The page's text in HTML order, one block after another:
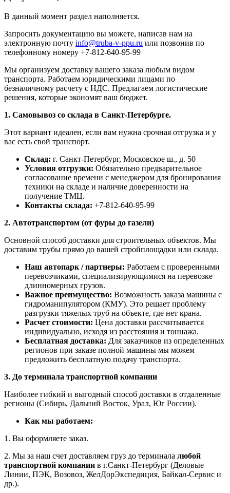
В данный момент раздел наполняется.
Запросить документацию вы можете, написав нам на
электронную почту info@truba-v-ppu.ru или позвонив по
телефонному номеру +7-812-640-95-99
Мы организуем доставку вашего заказа любым видом
транспорта. Работаем юридическими лицами по
безналичному расчету с НДС. Предлагаем логистические
решения, которые экономят ваш бюджет.
1. Самовывоз со склада в Санкт-Петербурге.
Этот вариант идеален, если вам нужна срочная отгрузка и у
вас есть свой транспорт.
Склад: г. Санкт-Петербург, Московское ш., д. 50
Условия отгрузки: Обязательно предварительное
согласование времени с менеджером для бронирования
техники на складе и наличие доверенности на
получение ТМЦ.
Контакты склада: +7-812-640-95-99
2. Автотранспортом (от фуры до газели)
Основной способ доставки для строительных объектов. Мы
доставим трубы прямо до вашей стройплощадки или склада.
Наш автопарк / партнеры: Работаем с проверенными
перевозчиками, специализирующимися на перевозке
длинномерных грузов.
Важное преимущество: Возможность заказа машины с
гидроманипулятором (КМУ). Это решает проблему
разгрузки тяжелых труб на объекте, где нет крана.
Расчет стоимости: Цена доставки рассчитывается
индивидуально, исходя из расстояния и тоннажа.
Бесплатная доставка: Для заказчиков из определенных
регионов при заказе полной машины мы можем
предложить бесплатную подачу транспорта.
3. До терминала транспортной компании
Наиболее гибкий и выгодный способ доставки в отдаленные
регионы (Сибирь, Дальний Восток, Урал, Юг России).
Как мы работаем:
1. Вы оформляете заказ.
2. Мы за наш счет доставляем груз до терминала любой
транспортной компании в г.Санкт-Петербург (Деловые
Линии, ПЭК, Возовоз, ЖелДорЭкспедиция, Байкал-Сервис и
др.).